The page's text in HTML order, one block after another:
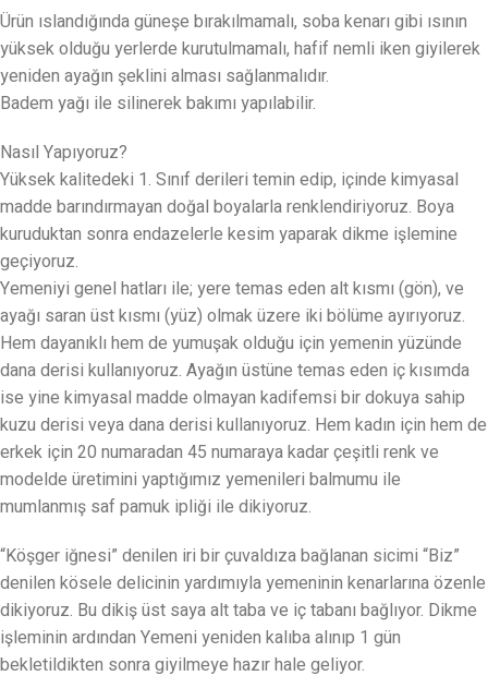
Ürün ıslandığında güneşe bırakılmamalı, soba kenarı gibi ısının
yüksek olduğu yerlerde kurutulmamalı, hafif nemli iken giyilerek
yeniden ayağın şeklini alması sağlanmalıdır.
Badem yağı ile silinerek bakımı yapılabilir.
Nasıl Yapıyoruz?
Yüksek kalitedeki 1. Sınıf derileri temin edip, içinde kimyasal
madde barındırmayan doğal boyalarla renklendiriyoruz. Boya
kuruduktan sonra endazelerle kesim yaparak dikme işlemine
geçiyoruz.
Yemeniyi genel hatları ile; yere temas eden alt kısmı (gön), ve
ayağı saran üst kısmı (yüz) olmak üzere iki bölüme ayırıyoruz.
Hem dayanıklı hem de yumuşak olduğu için yemenin yüzünde
dana derisi kullanıyoruz. Ayağın üstüne temas eden iç kısımda
ise yine kimyasal madde olmayan kadifemsi bir dokuya sahip
kuzu derisi veya dana derisi kullanıyoruz. Hem kadın için hem de
erkek için 20 numaradan 45 numaraya kadar çeşitli renk ve
modelde üretimini yaptığımız yemenileri balmumu ile
mumlanmış saf pamuk ipliği ile dikiyoruz.
“Köşger iğnesi” denilen iri bir çuvaldıza bağlanan sicimi “Biz”
denilen kösele delicinin yardımıyla yemeninin kenarlarına özenle
dikiyoruz. Bu dikiş üst saya alt taba ve iç tabanı bağlıyor. Dikme
işleminin ardından Yemeni yeniden kalıba alınıp 1 gün
bekletildikten sonra giyilmeye hazır hale geliyor.